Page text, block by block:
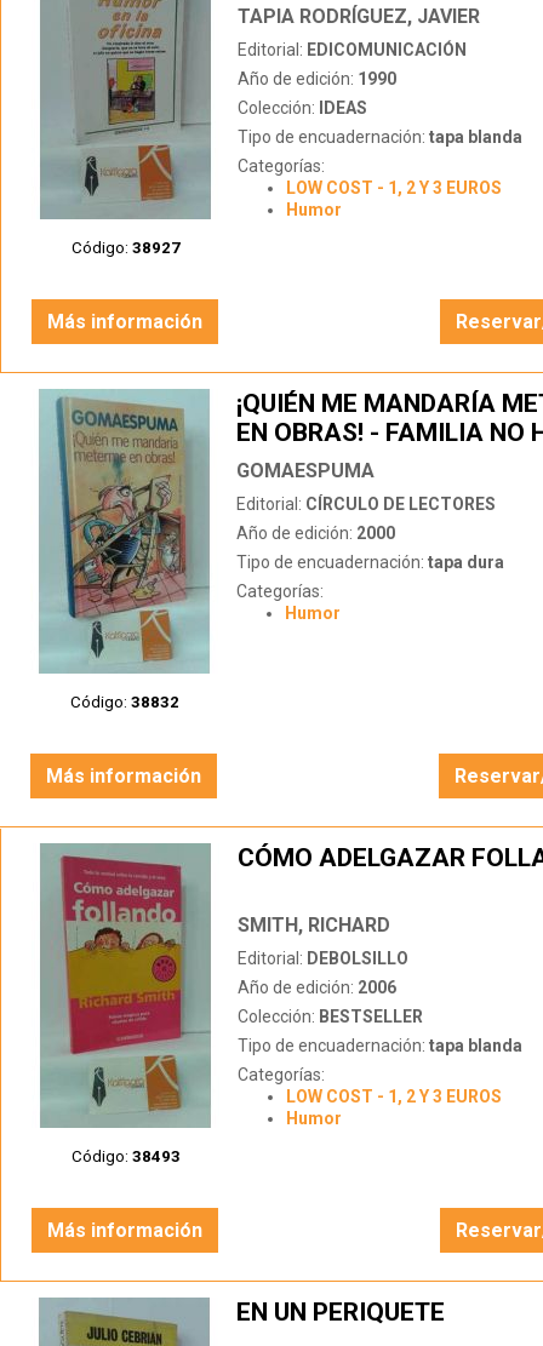
Código: 38927
TAPIA RODRÍGUEZ, JAVIER
Editorial: EDICOMUNICACIÓN
Año de edición: 1990
Colección:
IDEAS
Tipo de encuadernación: tapa blanda
Categorías:
LOW COST - 1, 2 Y 3 EUROS
Humor
Más información
Código: 38832
¡QUIÉN ME MANDARÍA
EN OBRAS! - FAMILIA NO
QUE UNA Y EL PERRO LO
ENCONTRAMOS EN LA
GOMAESPUMA
Editorial: CÍRCULO DE LECTORES
Año de edición: 2000
Tipo de encuadernación: tapa dura
Categorías:
Humor
Más información
Código: 38493
CÓMO ADELGAZAR
SMITH, RICHARD
Editorial: DEBOLSILLO
Año de edición: 2006
Colección: BESTSELLER
Tipo de encuadernación: tapa blanda
Categorías:
LOW COST - 1, 2 Y 3 EUROS
Humor
Más información
EN UN PERIQUETE